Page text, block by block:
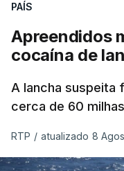
PAÍS
Apreendidos
cocaína de
A lancha suspeita
cerca de 60
RTP / atualizado 8